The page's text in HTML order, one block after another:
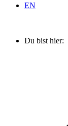
EN
Du bist hier: